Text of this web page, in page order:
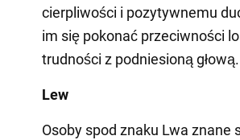
cierpliwości i pozytywnemu
im się pokonać przeciwności
trudności z podniesioną głową.
Lew
Osoby spod znaku Lwa znane